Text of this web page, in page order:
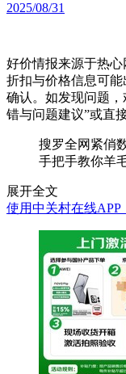
2025/08/31
好价情报来源于热
折扣与价格信息可
确认。如发现问题，
错与问题建议”或直
搜罗全网紧俏
手把手教你羊
展开全文
使用中关村在线